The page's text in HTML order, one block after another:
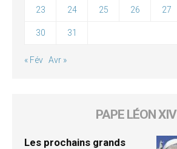
23 24 25 26 27
30 31
« Fév Avr »
PAPE LÉON XIV
Les prochains grands